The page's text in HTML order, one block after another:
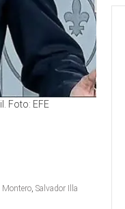
Foto: EFE
Montero, Salvador Illa